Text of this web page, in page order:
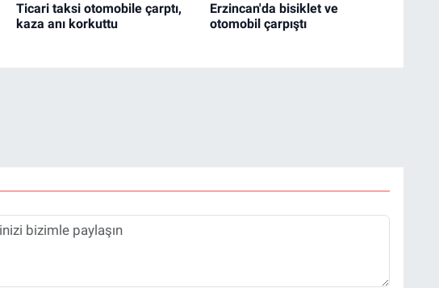
Ticari taksi otomobile çarptı,
kaza anı korkuttu
Erzincan'da bisiklet ve
otomobil çarpıştı